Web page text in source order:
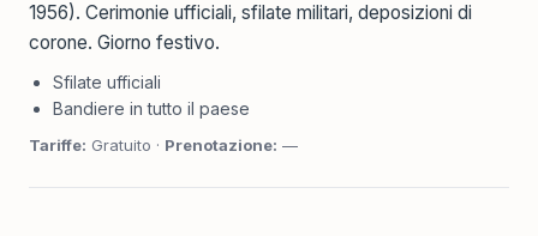
1956). Cerimonie ufficiali, sfilate militari, deposizioni di
corone. Giorno festivo.
Sfilate ufficiali
Bandiere in tutto il paese
Tariffe: Gratuito · Prenotazione: —